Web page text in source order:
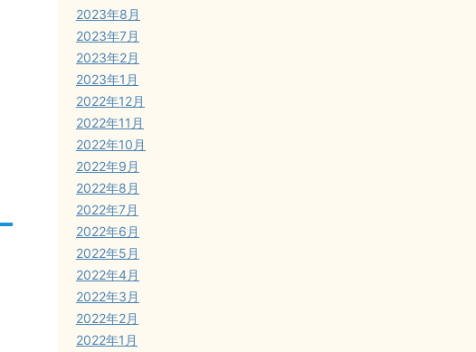
2023年8月
2023年7月
2023年2月
2023年1月
2022年12月
2022年11月
2022年10月
2022年9月
2022年8月
2022年7月
2022年6月
2022年5月
2022年4月
2022年3月
2022年2月
2022年1月